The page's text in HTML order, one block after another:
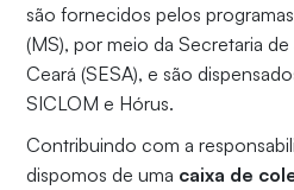
são fornecidos pelos
(MS), por meio da Secretaria
Ceará (SESA), e são
SICLOM e Hórus.
Contribuindo com a
dispomos de uma caixa de